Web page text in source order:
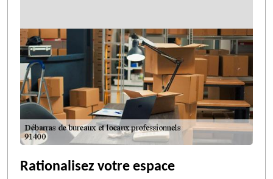
Rationalisez votre espace